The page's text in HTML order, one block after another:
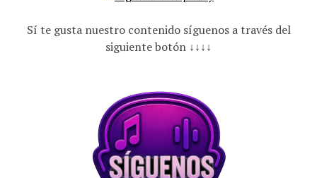
Sí te gusta nuestro contenido síguenos a través del
siguiente botón ↓↓↓↓